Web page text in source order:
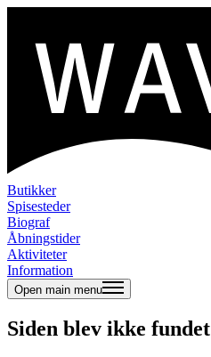
Butikker
Spisesteder
Biograf
Åbningstider
Aktiviteter
Information
Open main menu
Siden blev ikke fundet